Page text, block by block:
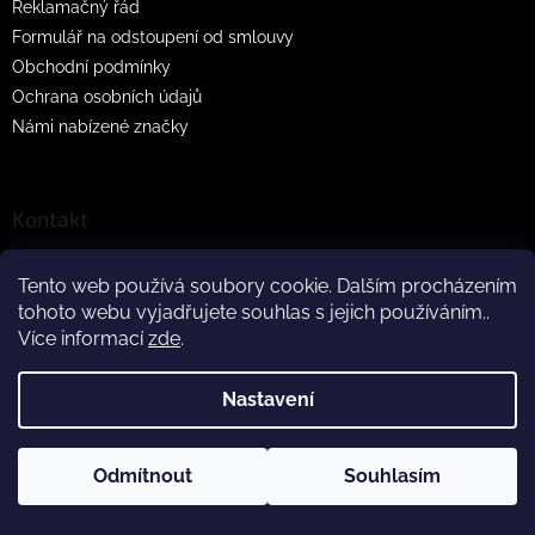
Tento web používá soubory cookie. Dalším procházením
tohoto webu vyjadřujete souhlas s jejich používáním..
Více informacízde.
Nastavení
Odmítnout Souhlasím
Z důvodu čerpání dovolené budeme produkty doručovat až po
Reklamačný řád
Formulář na odstoupení od smlouvy
Obchodní podmínky
Ochrana osobních údajů
Námi nabízené značky
Kontakt
+420 608 838 390
+421 905 859 980
crazypaws.eu
Instagram